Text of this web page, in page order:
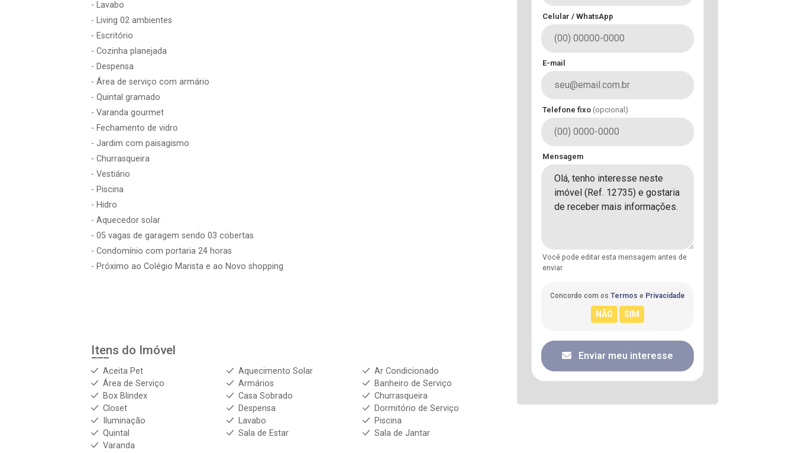
- Lavabo
- Living 02 ambientes
- Escritório
- Cozinha planejada
- Despensa
- Área de serviço com armário
- Quintal gramado
- Varanda gourmet
- Fechamento de vidro
- Jardim com paisagismo
- Churrasqueira
- Vestiário
- Piscina
- Hidro
- Aquecedor solar
- 05 vagas de garagem sendo 03 cobertas
- Condomínio com portaria 24 horas
- Próximo ao Colégio Marista e ao Novo shopping
Itens do Imóvel
Aceita Pet Aquecimento Solar
Ar Condicionado
Área de Serviço
Armários
Banheiro de Serviço
Box Blindex
Casa Sobrado
Churrasqueira
Closet
Despensa
Dormitório de Serviço
Iluminação
Lavabo
Piscina
Quintal
Sala de Estar
Sala de Jantar
Varanda
Celular / WhatsApp
E-mail
Telefone fixo (opcional)
Mensagem
Você pode editar esta mensagem antes de
enviar.
Concordo com os Termos e Privacidade
Enviar meu interesse